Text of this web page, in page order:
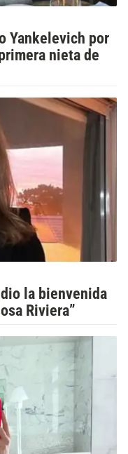
Yankelevich por
nieta de
la bienvenida
Riviera”